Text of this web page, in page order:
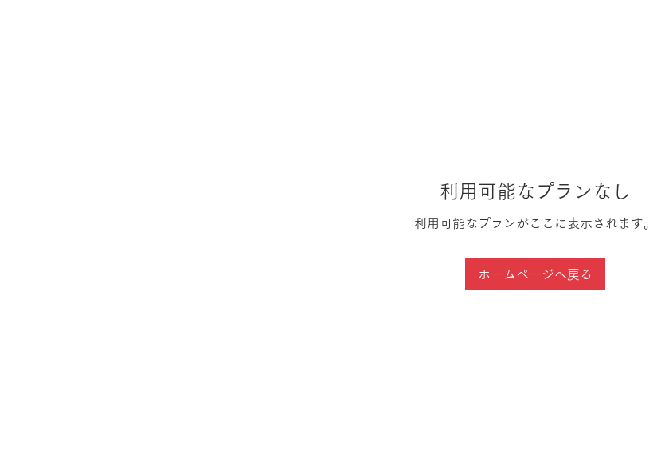
利用可能なプランなし
利用可能なプランがここに表示されます。
ホームページへ戻る